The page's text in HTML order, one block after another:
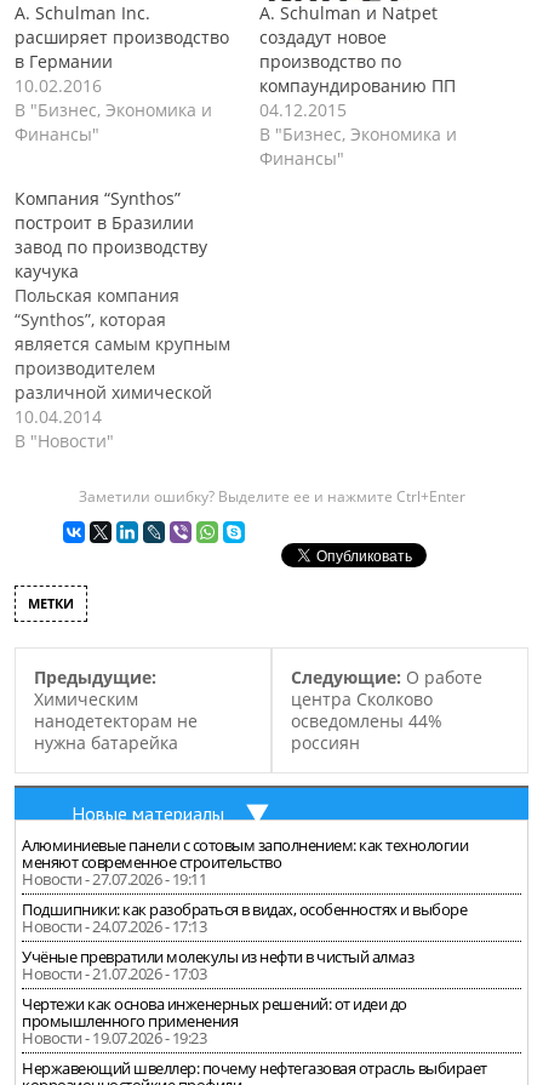
A. Schulman Inc.
расширяет производство
в Германии
10.02.2016
В "Бизнес, Экономика и
Финансы"
A. Schulman и Natpet
создадут новое
производство по
компаундированию ПП
04.12.2015
В "Бизнес, Экономика и
Финансы"
Компания “Synthos”
построит в Бразилии
завод по производству
каучука
Польская компания
“Synthos”, которая
является самым крупным
производителем
различной химической
продукции на
территории страны,
свой завод по
производству каучука в
Бразилии. Данное
разместить на
территории бразильского
планируют производить
около 80 000 тонн
синтетического каучука.
Договор о строительстве
данного завода, был
заключен…
10.04.2014
В "Новости"
Заметили ошибку? Выделите ее и нажмите Ctrl+Enter
МЕТКИ
Предыдущие:
Химическим
нанодетекторам не
нужна батарейка
Следующие: О работе
центра Сколково
осведомлены 44%
россиян
Новые материалы
Алюминиевые панели с сотовым заполнением: как технологии
меняют современное строительство
Новости - 27.07.2026 - 19:11
Подшипники: как разобраться в видах, особенностях и выборе
Новости - 24.07.2026 - 17:13
Учёные превратили молекулы из нефти в чистый алмаз
Новости - 21.07.2026 - 17:03
Чертежи как основа инженерных решений: от идеи до
промышленного применения
Новости - 19.07.2026 - 19:23
Нержавеющий швеллер: почему нефтегазовая отрасль выбирает